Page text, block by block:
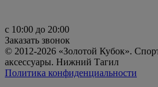
с 10:00 до 20:00
Заказать звонок
© 2012-2026 «Золотой Кубок».
аксессуары. Нижний Тагил
Политика конфиденциальности